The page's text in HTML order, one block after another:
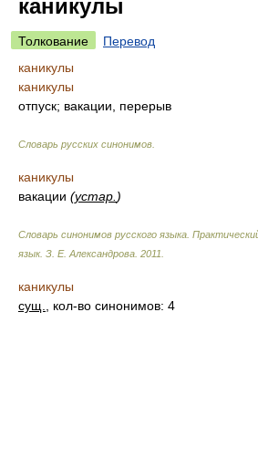
каникулы
Толкование
Перевод
каникулы
каникулы
отпуск; вакации, перерыв
Словарь русских синонимов
каникулы
вакации (устар. )
Словарь синонимов русского языка.
язык. З. Е. Александрова 2011
каникулы
сущ.
, кол-во синонимов: 4